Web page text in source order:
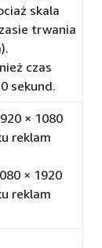
skala
trwania
czas
sekund.
× 1080
reklam
× 1920
reklam